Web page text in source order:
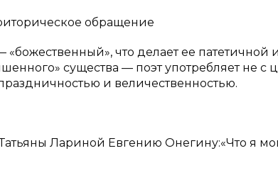
обращение
что делает ее патетичной и
существа — поэт употребляет не с
и величественностью.
Лариной Евгению Онегину:«Что я